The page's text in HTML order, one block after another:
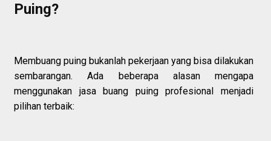
Puing?
Membuang puing bukanlah pekerjaan yang bisa dilakukan
sembarangan. Ada beberapa alasan mengapa
menggunakan jasa buang puing profesional menjadi
pilihan terbaik: